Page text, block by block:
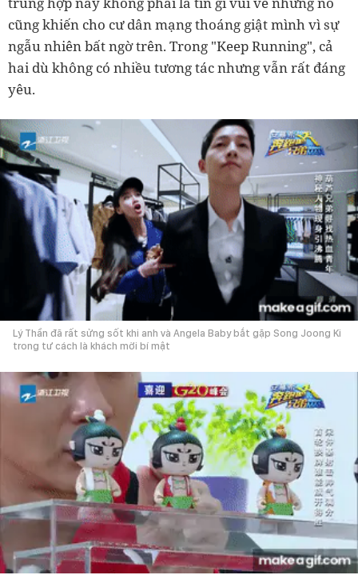
cũng khiến cho cư dân mạng thoáng giật mình vì sự
ngẫu nhiên bất ngờ trên. Trong "Keep Running", cả
hai dù không có nhiều tương tác nhưng vẫn rất đáng
yêu.
Lý Thần đã rất sửng sốt khi anh và Angela Baby bắt gặp Song Joong Ki
trong tư cách là khách mời bí mật